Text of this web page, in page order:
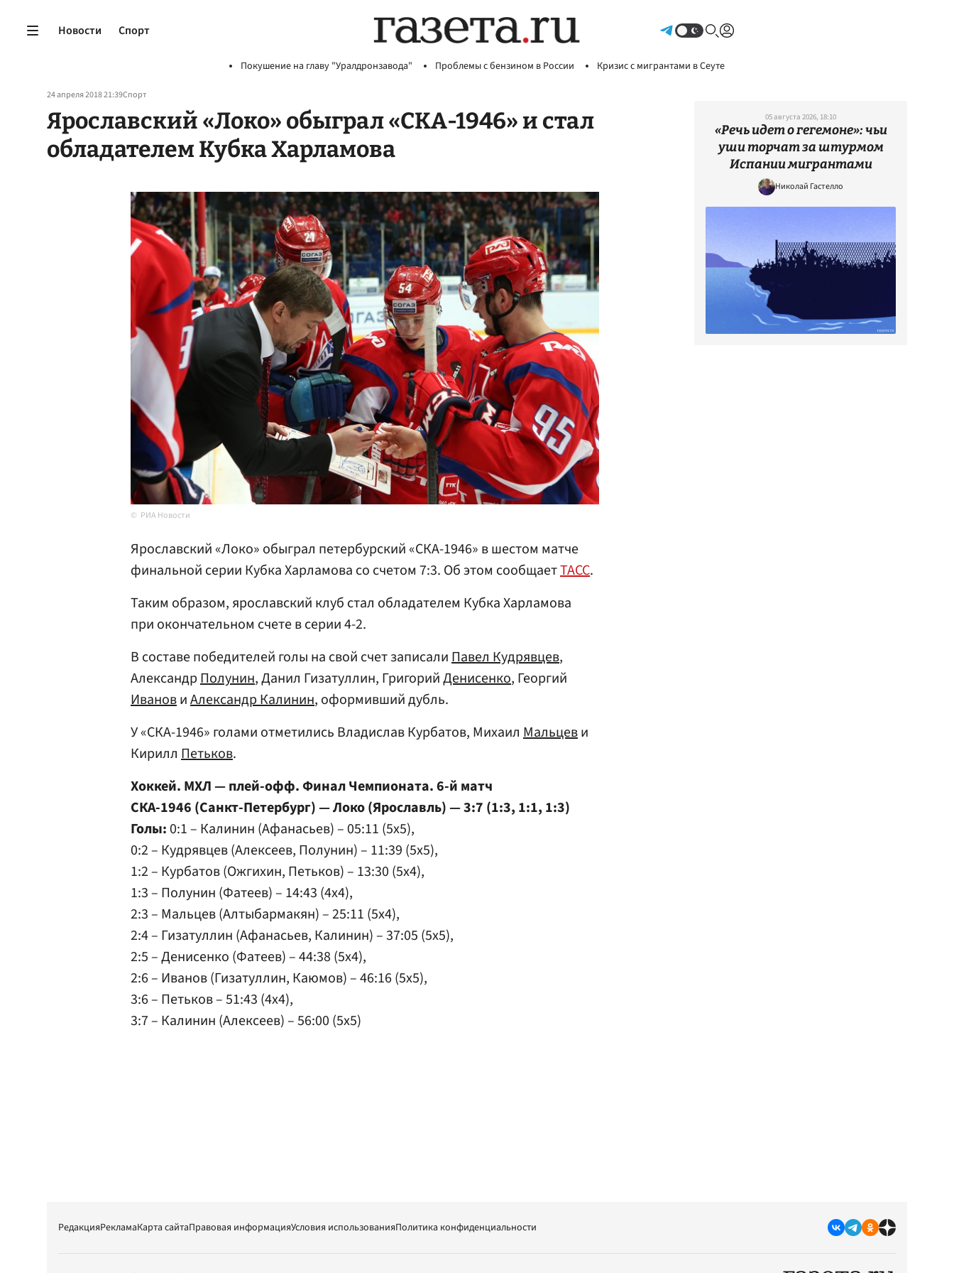
Новости Спорт
Покушение на главу "Уралдронзавода" Проблемы с бензином в России Кризис с мигрантами в Сеуте
24 апреля 2018 21:39Спорт
Ярославский «Локо» обыграл «СКА-1946» и стал
обладателем Кубка Харламова
РИА Новости
Ярославский «Локо» обыграл петербурский «СКА-1946» в шестом матче
финальной серии Кубка Харламова со счетом 7:3. Об этом сообщаетТАСС.
Таким образом, ярославский клуб стал обладателем Кубка Харламова
при окончательном счете в серии 4-2.
В составе победителей голы на свой счет записалиПавел Кудрявцев,
АлександрПолунин, Данил Гизатуллин, ГригорийДенисенко, Георгий
ИвановиАлександр Калинин, оформивший дубль.
У «СКА-1946» голами отметились Владислав Курбатов, Михаил Мальцеви
Кирилл Петьков.
Хоккей. МХЛ — плей-офф. Финал Чемпионата. 6-й матч
СКА-1946 (Санкт-Петербург) — Локо (Ярославль) — 3:7 (1:3, 1:1, 1:3)
Голы:0:1 – Калинин (Афанасьев) – 05:11 (5x5),
0:2 – Кудрявцев (Алексеев, Полунин) – 11:39 (5x5),
1:2 – Курбатов (Ожгихин, Петьков) – 13:30 (5x4),
1:3 – Полунин (Фатеев) – 14:43 (4x4),
2:3 – Мальцев (Алтыбармакян) – 25:11 (5x4),
2:4 – Гизатуллин (Афанасьев, Калинин) – 37:05 (5x5),
2:5 – Денисенко (Фатеев) – 44:38 (5x4),
2:6 – Иванов (Гизатуллин, Каюмов) – 46:16 (5x5),
3:6 – Петьков – 51:43 (4x4),
3:7 – Калинин (Алексеев) – 56:00 (5x5)
05 августа 2026, 18:10
«Речь идет о гегемоне»: чьи
уши торчат за штурмом
Испании мигрантами
Николай Гастелло
РедакцияРекламаКарта сайтаПравовая информацияУсловия использованияПолитика конфиденциальности